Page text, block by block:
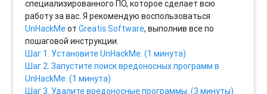
специализированного ПО, которое сделает всю
работу за вас. Я рекомендую воспользоваться
UnHackMeотGreatis Software, выполнив все по
пошаговой инструкции.
Шаг 1. Установите UnHackMe. (1 минута)
Шаг 2. Запустите поиск вредоносных программ в
UnHackMe. (1 минута)
Шаг 3. Удалите вредоносные программы. (3 минуты)